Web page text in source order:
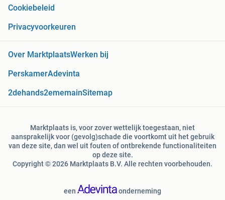
Cookiebeleid
Privacyvoorkeuren
Over MarktplaatsWerken bij
PerskamerAdevinta
2dehands2ememainSitemap
Marktplaats is, voor zover wettelijk toegestaan, niet
aansprakelijk voor (gevolg)schade die voortkomt uit het gebruik
van deze site, dan wel uit fouten of ontbrekende functionaliteiten
op deze site.
Copyright © 2026 Marktplaats B.V. Alle rechten voorbehouden.
een onderneming